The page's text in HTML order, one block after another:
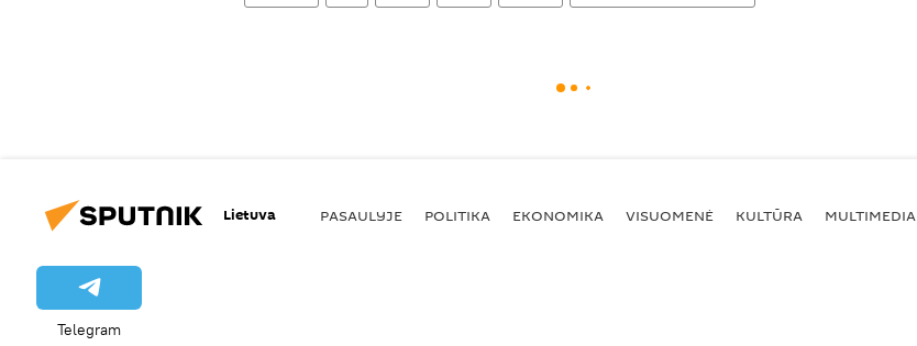
Lietuva PASAULYJE POLITIKA EKONOMIKA VISUOMENĖ KULTŪRA MULTIMEDIA
Telegram